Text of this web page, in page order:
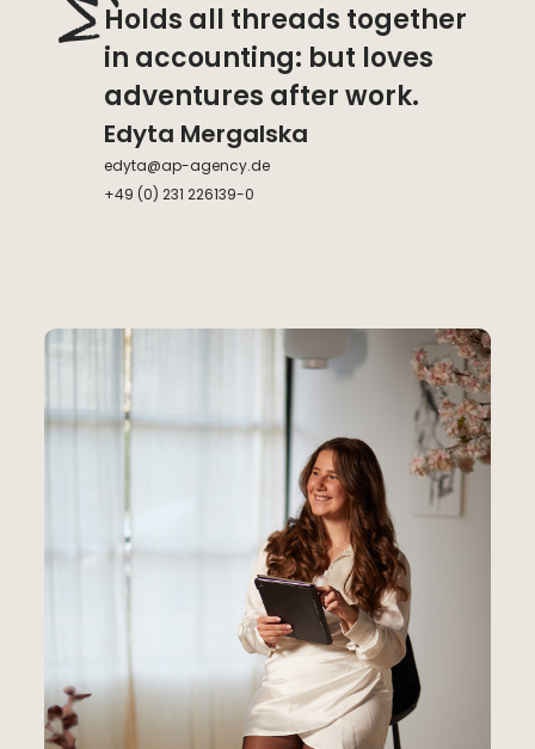
Holds all threads together
in accounting: but loves
adventures after work.
Edyta Mergalska
edyta@ap-agency.de
+49 (0) 231 226139-0